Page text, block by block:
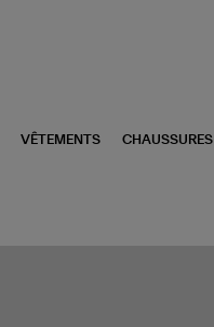
VÊTEMENTS CHAUSSURES